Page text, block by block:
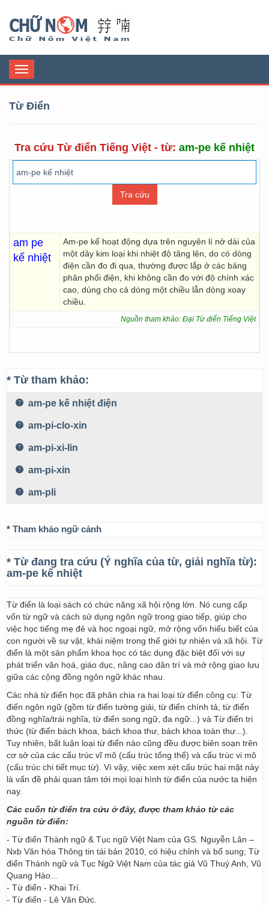
Toggle
navigation
Từ Điển
Tra cứu Từ điển Tiếng Việt - từ: am-pe kế nhiệt
am pe
kế nhiệt
Am-pe kế hoạt động dựa trên nguyên lí nở dài của
một dây kim loại khi nhiệt độ tăng lên, do có dòng
điện cần đo đi qua, thường được lắp ở các bảng
phân phối điện, khi không cần đo với độ chính xác
cao, dùng cho cả dòng một chiều lẫn dòng xoay
chiều.
Nguồn tham khảo: Đại Từ điển Tiếng Việt
* Từ tham khảo:
am-pe kế nhiệt điện
am-pi-clo-xin
am-pi-xi-lin
am-pi-xin
am-pli
* Tham khảo ngữ cảnh
* Từ đang tra cứu (Ý nghĩa của từ, giải nghĩa từ):
am-pe kế nhiệt
Từ điển là loại sách có chức năng xã hội rộng lớn. Nó cung cấp
vốn từ ngữ và cách sử dụng ngôn ngữ trong giao tiếp, giúp cho
việc học tiếng mẹ đẻ và học ngoại ngữ, mở rộng vốn hiểu biết của
con người về sự vật, khái niệm trong thế giới tự nhiên và xã hội. Từ
điển là một sản phẩm khoa học có tác dụng đặc biệt đối với sự
phát triển văn hoá, giáo dục, nâng cao dân trí và mở rộng giao lưu
giữa các cộng đồng ngôn ngữ khác nhau.
Các nhà từ điển học đã phân chia ra hai loại từ điển công cụ: Từ
điển ngôn ngữ (gồm từ điển tường giải, từ điển chính tả, từ điển
đồng nghĩa/trái nghĩa, từ điển song ngữ, đa ngữ...) và Từ điển tri
thức (từ điển bách khoa, bách khoa thư, bách khoa toàn thư...).
Tuy nhiên, bất luận loại từ điển nào cũng đều được biên soạn trên
cơ sở của các cấu trúc vĩ mô (cấu trúc tổng thể) và cấu trúc vi mô
(cấu trúc chi tiết mục từ). Vì vậy, việc xem xét cấu trúc hai mặt này
là vấn đề phải quan tâm tới mọi loại hình từ điển của nước ta hiện
nay.
Các cuốn từ điển tra cứu ở đây, được tham khảo từ các
nguồn từ điển:
- Từ điển Thành ngữ & Tục ngữ Việt Nam của GS. Nguyễn Lân –
Nxb Văn hóa Thông tin tái bản 2010, có hiệu chỉnh và bổ sung; Từ
điển Thành ngữ và Tục Ngữ Việt Nam của tác giả Vũ Thuý Anh, Vũ
Quang Hào…
- Từ điển - Khai Trí.
- Từ điển - Lê Văn Đức.